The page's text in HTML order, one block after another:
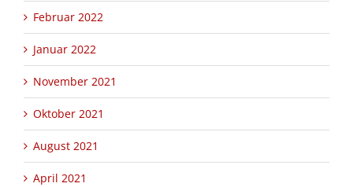
Februar 2022
Januar 2022
November 2021
Oktober 2021
August 2021
April 2021